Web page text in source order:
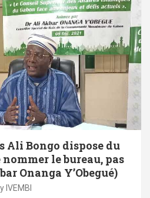
Ali Bongo dispose du
le bureau, pas
Onanga Y’Obegué)
IVEMBI